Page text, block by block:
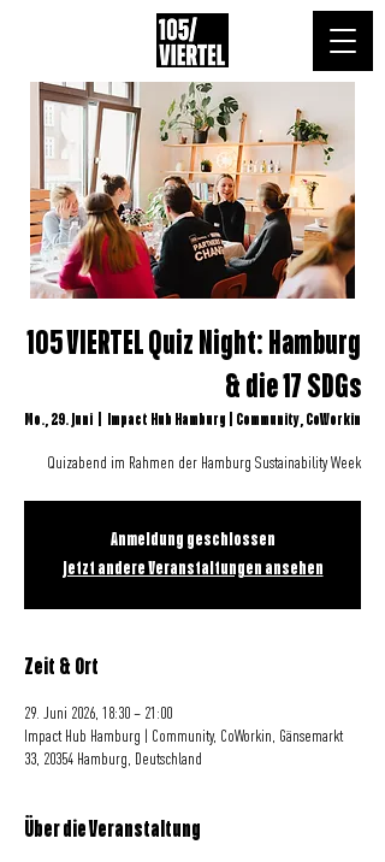
105 VIERTEL Quiz Night: Hamburg
& die 17 SDGs
Mo., 29. Juni Impact Hub Hamburg | Community, CoWorkin
Quizabend im Rahmen der Hamburg Sustainability Week
Anmeldung geschlossen
Jetzt andere Veranstaltungen ansehen
Zeit & Ort
29. Juni 2026, 18:30 – 21:00
Impact Hub Hamburg | Community, CoWorkin, Gänsemarkt
33, 20354 Hamburg, Deutschland
Über die Veranstaltung